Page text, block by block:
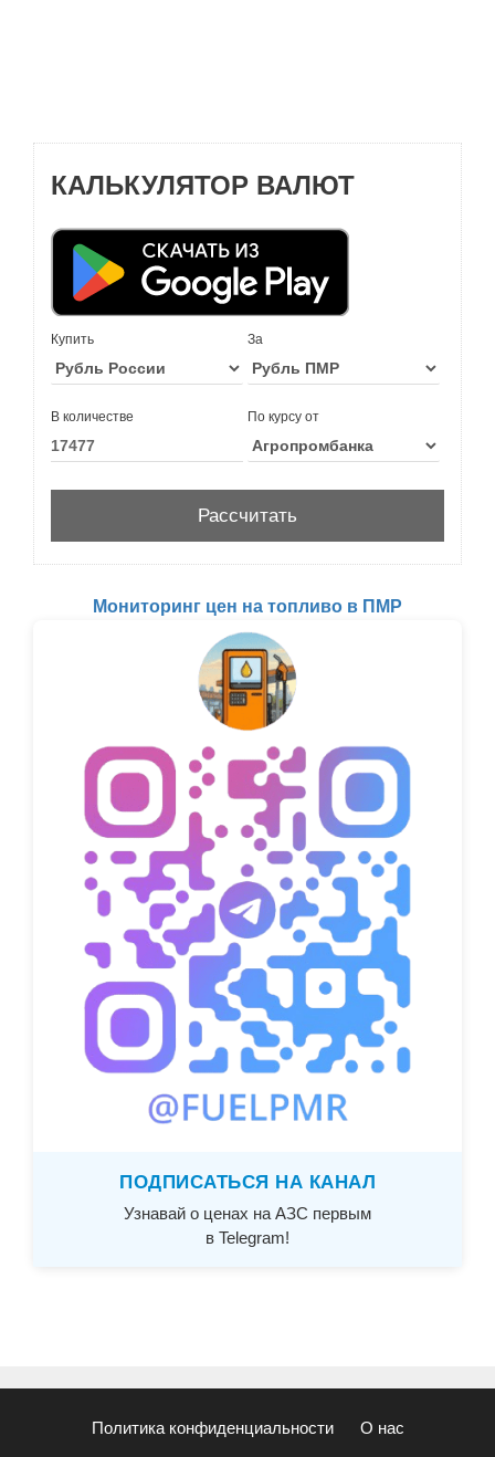
КАЛЬКУЛЯТОР ВАЛЮТ
Купить За
В количестве По курсу от
Мониторинг цен на топливо в ПМР
ПОДПИСАТЬСЯ НА КАНАЛ
Узнавай о ценах на АЗС первым
в Telegram!
Политика конфиденциальности О нас